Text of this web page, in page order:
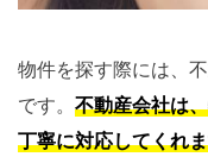
物件を探す際には、
です。 不動産会社は
丁寧に対応してくれ